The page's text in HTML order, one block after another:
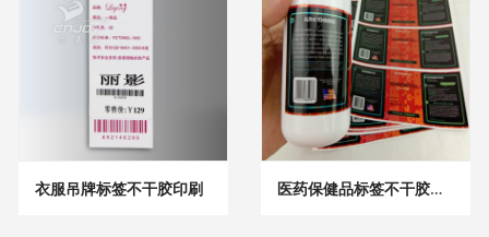
衣服吊牌标签不干胶印刷 医药保健品标签不干胶印刷